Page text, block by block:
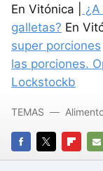
En Vitónica |
galletas? En
super porciones
las porciones.
Lockstockb
FACEBOOK
TWITTER
E-
TEMAS